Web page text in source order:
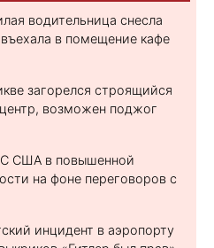
водительница снесла
в помещение кафе
загорелся строящийся
возможен поджог
США в повышенной
на фоне переговоров с
инцидент в аэропорту